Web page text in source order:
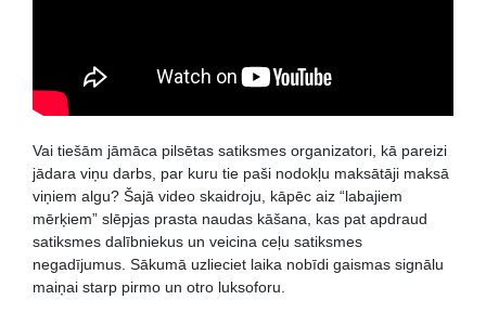
Vai tiešām jāmāca pilsētas satiksmes organizatori, kā pareizi
jādara viņu darbs, par kuru tie paši nodokļu maksātāji maksā
viņiem algu? Šajā video skaidroju, kāpēc aiz “labajiem
mērķiem” slēpjas prasta naudas kāšana, kas pat apdraud
satiksmes dalībniekus un veicina ceļu satiksmes
negadījumus. Sākumā uzlieciet laika nobīdi gaismas signālu
maiņai starp pirmo un otro luksoforu.